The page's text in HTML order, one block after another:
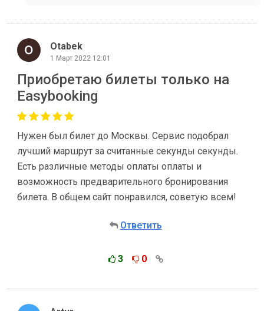
Otabek
1 Март 2022 12:01
Приобретаю билеты только на
Easybooking
Нужен был билет до Москвы. Сервис подобрал
лучший маршрут за считанные секунды секунды.
Есть различные методы оплаты оплаты и
возможность предварительного бронирования
билета. В общем сайт понравился, советую всем!
Ответить
3 0